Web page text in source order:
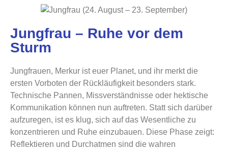
Jungfrau – Ruhe vor dem
Sturm
Jungfrauen, Merkur ist euer Planet, und ihr merkt die
ersten Vorboten der Rückläufigkeit besonders stark.
Technische Pannen, Missverständnisse oder hektische
Kommunikation können nun auftreten. Statt sich darüber
aufzuregen, ist es klug, sich auf das Wesentliche zu
konzentrieren und Ruhe einzubauen. Diese Phase zeigt:
Reflektieren und Durchatmen sind die wahren